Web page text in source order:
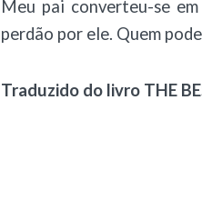
Meu pai converteu-se
perdão por ele. Quem
Traduzido do livro THE